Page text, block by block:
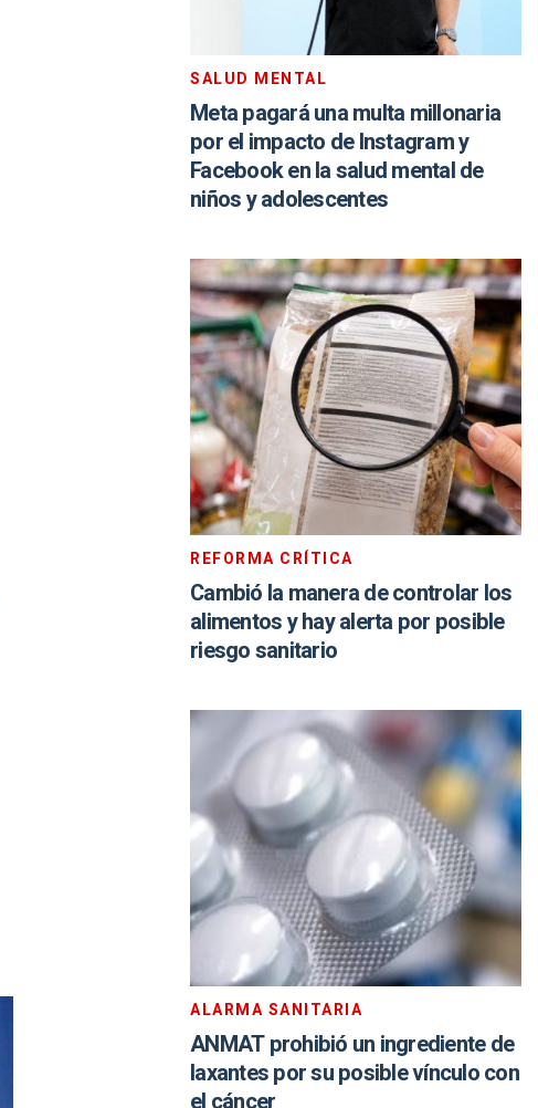
SALUD MENTAL
Meta pagará una multa millonaria
por el impacto de Instagram y
Facebook en la salud mental de
niños y adolescentes
REFORMA CRÍTICA
Cambió la manera de controlar los
alimentos y hay alerta por posible
riesgo sanitario
ALARMA SANITARIA
ANMAT prohibió un ingrediente de
laxantes por su posible vínculo con